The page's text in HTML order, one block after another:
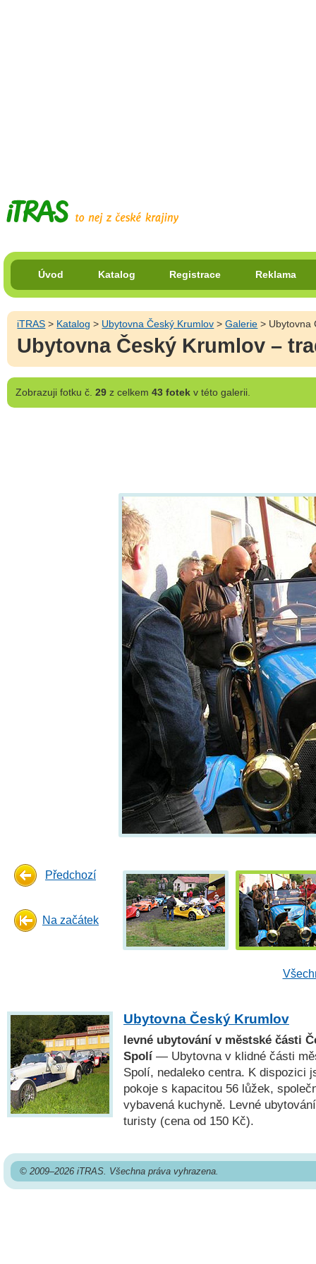
Úvod Katalog Registrace Reklama
iTRAS > Katalog > Ubytovna Český Krumlov >Galerie > Ubytovna
Ubytovna Český Krumlov –
Zobrazujifotku č. 29z celkem 43 fotekv této galerii.
Předchozí
Na začátek
Ubytovna Český Krumlov
levné ubytování v městské části
Spolí — Ubytovna v klidné části
Spolí, nedaleko centra. K dispozici
pokoje s kapacitou 56 lůžek,
vybavená kuchyně. Levné
turisty (cena od 150 Kč).
© 2009–2026 iTRAS. Všechna práva vyhrazena.